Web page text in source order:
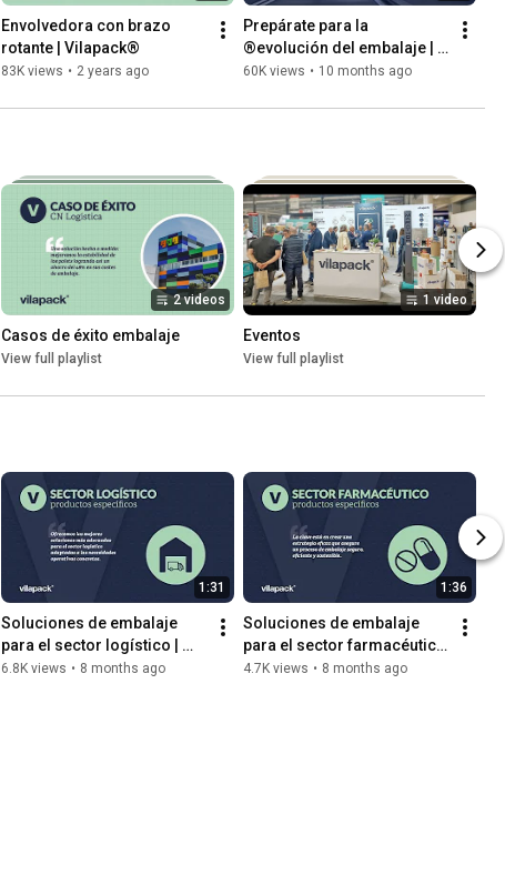
Envolvedora con brazo
rotante | Vilapack®
83K views • 2 years ago
Prepárate para la
®evolución del embalaje |
Vilapack®
60K views • 10 months ago
2 videos
Casos de éxito embalaje
View full playlist
1 video
Eventos
View full playlist
1:31
Soluciones de embalaje
para el sector logístico |
Vilapack®
6.8K views • 8 months ago
1:36
Soluciones de embalaje
para el sector farmacéutico
| Vilapack®
4.7K views • 8 months ago